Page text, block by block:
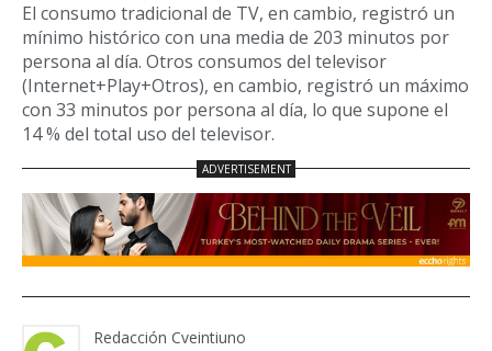
El consumo tradicional de TV, en cambio, registró un
mínimo histórico con una media de 203 minutos por
persona al día. Otros consumos del televisor
(Internet+Play+Otros), en cambio, registró un máximo
con 33 minutos por persona al día, lo que supone el
14 % del total uso del televisor.
Redacción Cveintiuno